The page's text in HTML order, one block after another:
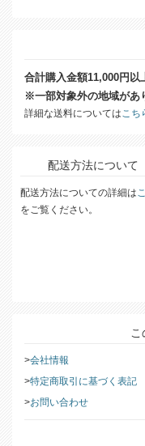
合計購入金額11,000円以
※一部対象外の地域があ
詳細な送料についてはこち
配送方法について
配送方法についての詳細は
をご覧ください。
会社情報
特定商取引に基づく表記
お問い合わせ